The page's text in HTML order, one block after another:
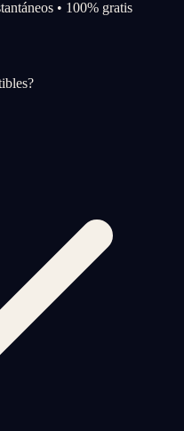
• 100% gratis